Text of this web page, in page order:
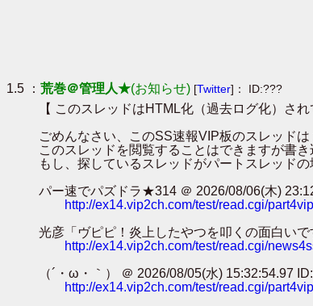
1.5 ： 荒巻＠管理人★(お知らせ) [Twitter]： ID:???
【 このスレッドはHTML化（過去ログ化）され
ごめんなさい、このSS速報VIP板のスレッド
このスレッドを閲覧することはできますが書き
もし、探しているスレッドがパートスレッド
パー速でパズドラ★314 ＠ 2026/08/06(木)
http://ex14.vip2ch.com/test/read.cgi/
光彦「ヴピピ！炎上したやつを叩くの面白い
http://ex14.vip2ch.com/test/read.cgi/
（´・ω・｀） ＠ 2026/08/05(水) 15:32:54.97
http://ex14.vip2ch.com/test/read.cgi/